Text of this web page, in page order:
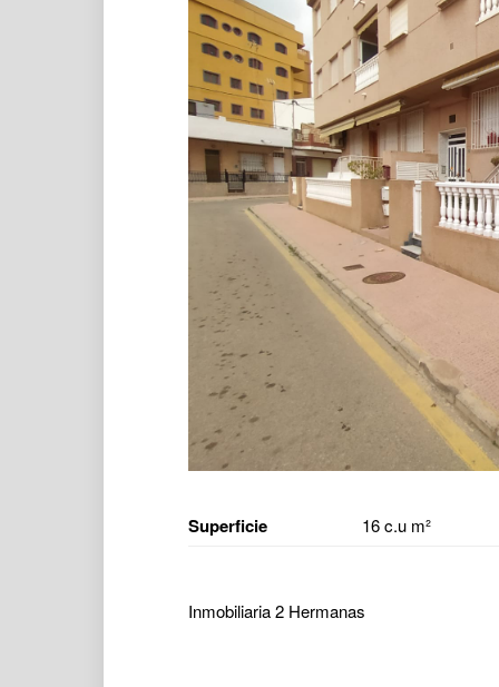
Superficie 16 c.u m²
Inmobiliaria 2 Hermanas